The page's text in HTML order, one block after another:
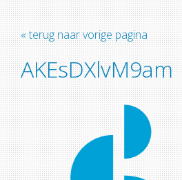
« terug naar vorige pagina
AKEsDXlvM9am